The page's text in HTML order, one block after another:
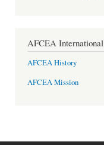
AFCEA International
AFCEA History
AFCEA Mission